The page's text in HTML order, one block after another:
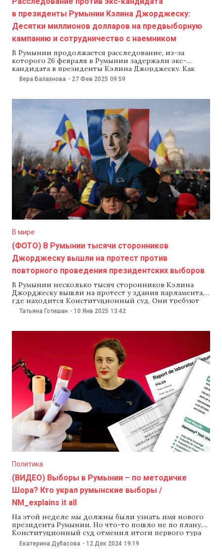
в президенты Румынии Кэлина Джорджеску:
Десятки миллионов долларов на предвыборную
кампанию и сотрудничество с наемником
В Румынии продолжается расследование, из-за
которого 26 февраля в Румынии задержали экс-
кандидата в президенты Кэлина Джорджеску. Как
сообщает 27 февраля Digi24.ro, Джорджеску в том
числе подозревают в сотрудничестве с наемниками и
нелегально спонсировали предвыборную кампанию
кандидата. Кроме того, полученные данные
свидетельствуют, что Джорджеску начал готовиться
Вера Балахнова - 27 Фев 2025 09:59
В мире
(ФОТО) В Румынии тысячи сторонников
Джорджеску вышли на протест против
повторного проведения президентских выборов
В Румынии несколько тысяч сторонников Кэлина
Джорджеску вышли на протест у здания парламента,
где находится Конституционный суд. Они требуют
проведения второго тура президентских выборов. По
организовал бывший кандидат в президенты.
Участники держат плакаты с надписями: «Верните
второй тур», «Кэлин Джорджеску
Татьяна Готишан - 10 Янв 2025 13:42
Политика
(ВИДЕО) Выборы в Румынии – по методичке
Шора? Кто украл румынские выборы /
NM_explains it all
На этой неделе мы должны были узнать имя нового
президента Румынии. Но что-то пошло не по плану.
Конституционный суд отменил итоги первого тура
выборов, в котором победил кандидат-популист
Кэлин Джорджеску, и теперь все придется начинать с
Екатерина Дубасова - 12 Дек 2024 19:19